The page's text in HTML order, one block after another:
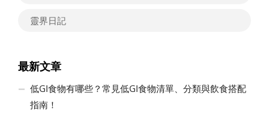
靈界日記
最新文章
低GI食物有哪些？常見低GI食物清單、分類與飲食搭配
指南！